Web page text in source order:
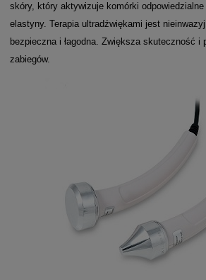
skóry, który aktywizuje komórki
elastyny. Terapia ultradźwiękami jest
bezpieczna i łagodna. Zwiększa skuteczność i
zabiegów.